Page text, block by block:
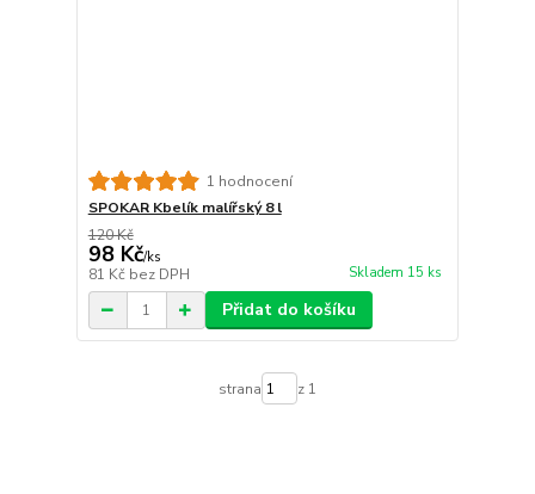
1 hodnocení
SPOKAR Kbelík malířský 8 l
120 Kč
98 Kč/ks
81 Kč bez DPH Skladem 15 ks
Přidat do košíku
strana z 1